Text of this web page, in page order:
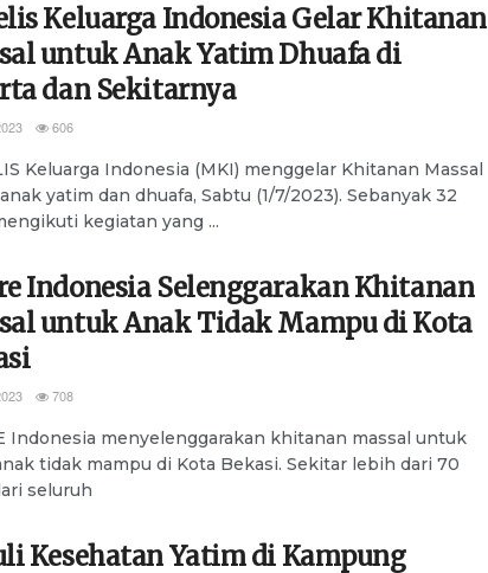
Keluarga Indonesia Gelar Khitanan
untuk Anak Yatim Dhuafa di
dan Sekitarnya
606
Keluarga Indonesia (MKI) menggelar Khitanan Massal
yatim dan dhuafa, Sabtu (1/7/2023). Sebanyak 32
kegiatan yang ...
Indonesia Selenggarakan Khitanan
untuk Anak Tidak Mampu di Kota
708
Indonesia menyelenggarakan khitanan massal untuk
tidak mampu di Kota Bekasi. Sekitar lebih dari 70
seluruh
Kesehatan Yatim di Kampung